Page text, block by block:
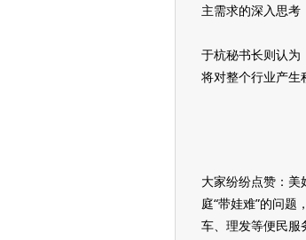
主需求的深入思考
于杭秘书长则认为
将对整个行业产生
大家纷纷点赞：
庭“带娃难”的问
车、理发等便民服